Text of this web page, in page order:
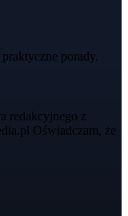
porady.
redakcyjnego z
Oświadczam, że